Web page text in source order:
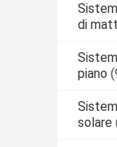
di
piano
solare